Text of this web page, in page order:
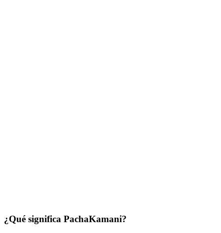
¿Qué significa PachaKamani?